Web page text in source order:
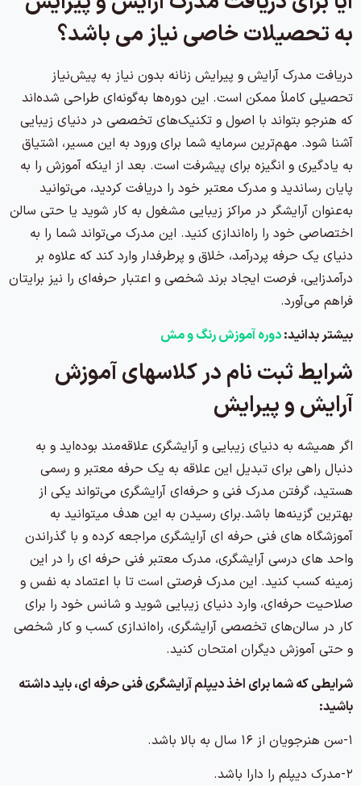
به تحصیلات خاصی نیاز می باشد؟
دریافت مدرک آرایش و پیرایش زنانه بدون نیاز به پیش‌نیاز
تحصیلی کاملاً ممکن است. این دوره‌ها به‌گونه‌ای طراحی شده‌اند
که هنرجو بتواند با اصول و تکنیک‌های تخصصی در دنیای زیبایی
آشنا شود. مهم‌ترین سرمایه شما برای ورود به این مسیر، اشتیاق
به یادگیری و انگیزه برای پیشرفت است. بعد از اینکه آموزش را به
پایان رساندید و مدرک معتبر خود را دریافت کردید، می‌توانید
به‌عنوان آرایشگر در مراکز زیبایی مشغول به کار شوید یا حتی سالن
اختصاصی خود را راه‌اندازی کنید. این مدرک می‌تواند شما را به
دنیای یک حرفه پردرآمد، خلاق و پرطرفدار وارد کند که علاوه بر
درآمدزایی، فرصت ایجاد برند شخصی و اعتبار حرفه‌ای را نیز برایتان
فراهم می‌آورد.
بیشتر بدانید:دوره آموزش رنگ و مش
شرایط ثبت نام در کلاسهای آموزش
آرایش و پیرایش
اگر همیشه به دنیای زیبایی و آرایشگری علاقه‌مند بوده‌اید و به
دنبال راهی برای تبدیل این علاقه به یک حرفه معتبر و رسمی
هستید، گرفتن مدرک فنی و حرفه‌ای آرایشگری می‌تواند یکی از
بهترین گزینه‌ها باشد.برای رسیدن به این هدف میتوانید به
آموزشگاه های فنی حرفه ای آرایشگری مراجعه کرده و با گذراندن
واحد های درسی آرایشگری، مدرک معتبر فنی حرفه ای را در این
زمینه کسب کنید. این مدرک فرصتی است تا با اعتماد به نفس و
صلاحیت حرفه‌ای، وارد دنیای زیبایی شوید و شانس خود را برای
کار در سالن‌های تخصصی آرایشگری، راه‌اندازی کسب و کار شخصی
و حتی آموزش دیگران امتحان کنید.
شرایطی که شما برای اخذ دیپلم آرایشگری فنی حرفه ای، باید داشته
باشید:
۱-سن هنرجويان از ۱۶ سال به بالا باشد.
۲-مدرك ديپلم را دارا باشد.